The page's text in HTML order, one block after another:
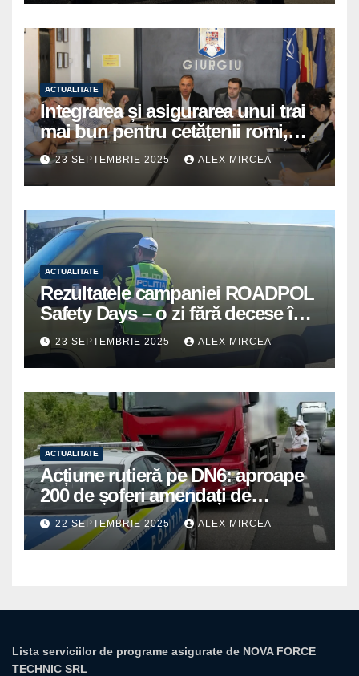
ACTUALITATE
Integrarea și asigurarea unui trai
mai bun pentru cetățenii romi,
prioritate pentru instituțiile
publice giurgiuvene
23 SEPTEMBRIE 2025 ALEX MIRCEA
ACTUALITATE
Rezultatele campaniei ROADPOL
Safety Days – o zi fără decese în
trafic
23 SEPTEMBRIE 2025 ALEX MIRCEA
ACTUALITATE
Acțiune rutieră pe DN6: aproape
200 de șoferi amendați de
polițiștii din Mihăilești
22 SEPTEMBRIE 2025 ALEX MIRCEA
Lista serviciilor de programe asigurate de NOVA FORCE
TECHNIC SRL